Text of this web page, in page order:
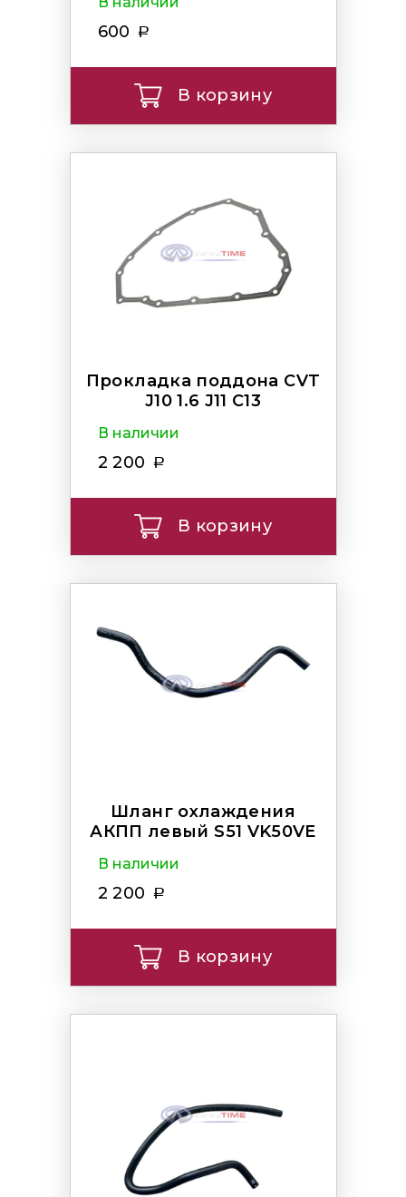
600
В корзину
Прокладка поддона CVT
J10 1.6 J11 C13
В наличии
2 200
В корзину
Шланг охлаждения
АКПП левый S51 VK50VE
В наличии
2 200
В корзину